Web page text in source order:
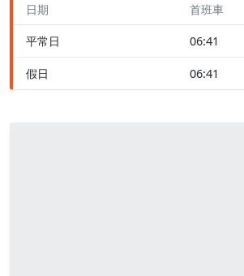
日期 首班車
平常日 06:41
假日 06:41